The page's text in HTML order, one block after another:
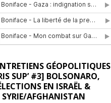
GÉOPOLITIQUES
SUP’ #3] BOLSONARO,
EN ISRAËL &
SYRIE/AFGHANISTAN